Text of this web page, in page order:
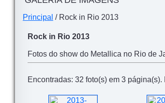
Principal / Rock in Rio 2013
Rock in Rio 2013
Fotos do show do Metallica no Rio de
Encontradas: 32 foto(s) em 3 página(s).